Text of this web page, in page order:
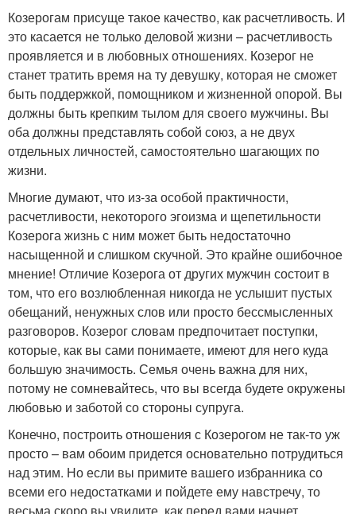
Козерогам присуще такое качество, как расчетливость. И
это касается не только деловой жизни – расчетливость
проявляется и в любовных отношениях. Козерог не
станет тратить время на ту девушку, которая не сможет
быть поддержкой, помощником и жизненной опорой. Вы
должны быть крепким тылом для своего мужчины. Вы
оба должны представлять собой союз, а не двух
отдельных личностей, самостоятельно шагающих по
жизни.
Многие думают, что из-за особой практичности,
расчетливости, некоторого эгоизма и щепетильности
Козерога жизнь с ним может быть недостаточно
насыщенной и слишком скучной. Это крайне ошибочное
мнение! Отличие Козерога от других мужчин состоит в
том, что его возлюбленная никогда не услышит пустых
обещаний, ненужных слов или просто бессмысленных
разговоров. Козерог словам предпочитает поступки,
которые, как вы сами понимаете, имеют для него куда
большую значимость. Семья очень важна для них,
потому не сомневайтесь, что вы всегда будете окружены
любовью и заботой со стороны супруга.
Конечно, построить отношения с Козерогом не так-то уж
просто – вам обоим придется основательно потрудиться
над этим. Но если вы примите вашего избранника со
всеми его недостатками и пойдете ему навстречу, то